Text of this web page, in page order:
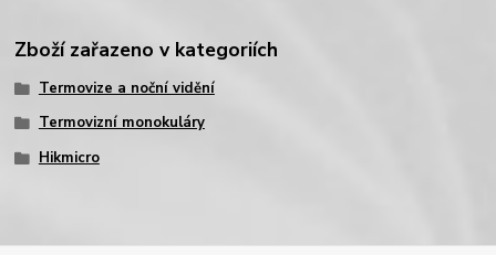
Zboží zařazeno v kategoriích
Termovize a noční vidění
Termovizní monokuláry
Hikmicro